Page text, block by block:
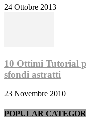
24 Ottobre 2013
10 Ottimi Tutorial
sfondi astratti
23 Novembre 2010
POPULAR